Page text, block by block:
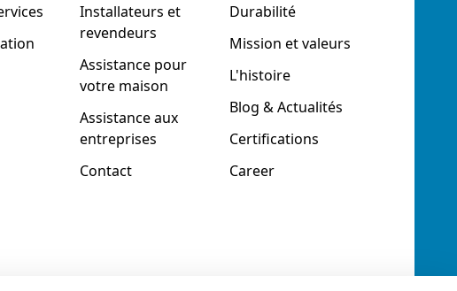
Installateurs et
revendeurs
Assistance pour
votre maison
Assistance aux
entreprises
Contact
Durabilité
Mission et valeurs
L'histoire
Blog & Actualités
Certifications
Career